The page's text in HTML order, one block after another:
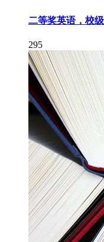
二等奖英语，校
295